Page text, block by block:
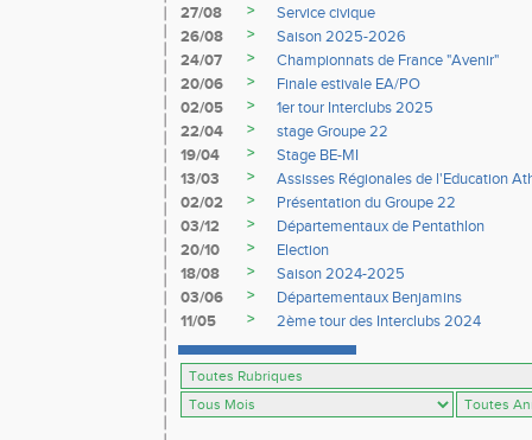
27/08
>
Service civique
26/08
>
Saison 2025-2026
24/07
>
Championnats de France "Avenir"
20/06
>
Finale estivale EA/PO
02/05
>
1er tour Interclubs 2025
22/04
>
stage Groupe 22
19/04
>
Stage BE-MI
13/03
>
Assisses Régionales de l'Education
02/02
>
Présentation du Groupe 22
03/12
>
Départementaux de Pentathlon
20/10
>
Election
18/08
>
Saison 2024-2025
03/06
>
Départementaux Benjamins
11/05
> 2ème tour des Interclubs 2024